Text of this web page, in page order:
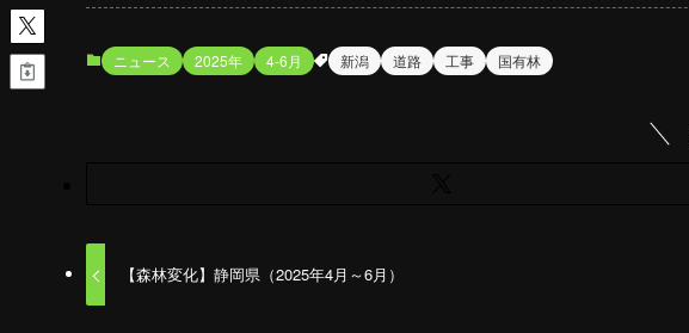
ニュース 2025年 4-6月 新潟 道路 工事 国有林
【森林変化】静岡県（2025年4月～6月）